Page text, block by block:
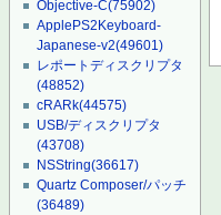
Objective-C(75902)
ApplePS2Keyboard-
Japanese-v2(49601)
レポートディスクリプタ
(48852)
cRARk(44575)
USB/ディスクリプタ
(43708)
NSString(36617)
Quartz Composer/パッチ
(36489)